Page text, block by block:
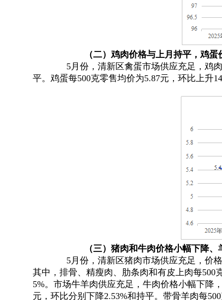
（二）鸡肉价格与上月持平 ， 鸡蛋
5月份 ， 清新区禽蛋市场供应充足，鸡
平。 鸡蛋每500克零售均价为5.87元，环比上升
（三） 猪肉和牛肉价格小幅下降、
5月份 ， 清新区猪肉市场供应充足，价
其中 ， 排骨、精瘦肉、肋条肉和有皮上肉每500
5%。 市场牛羊肉供应充足，牛肉价格小幅下降
元 ， 环比分别下降2.53%和持平。带骨羊肉每